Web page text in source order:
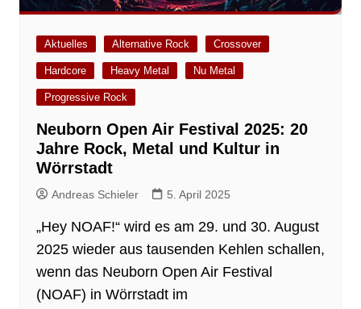
Aktuelles Alternative Rock Crossover
Hardcore Heavy Metal Nu Metal
Progressive Rock
Neuborn Open Air Festival 2025: 20
Jahre Rock, Metal und Kultur in
Wörrstadt
Andreas Schieler 5. April 2025
„Hey NOAF!“ wird es am 29. und 30. August
2025 wieder aus tausenden Kehlen schallen,
wenn das Neuborn Open Air Festival
(NOAF) in Wörrstadt im